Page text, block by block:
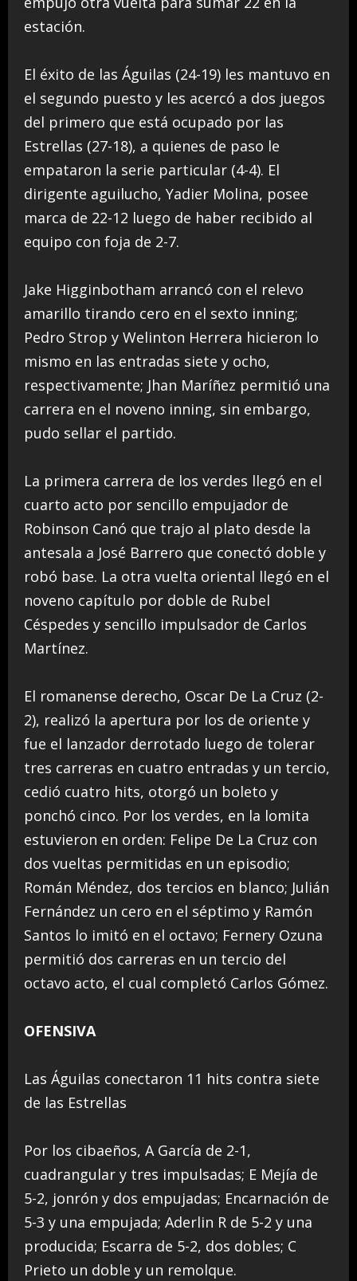
estación.
El éxito de las Águilas (24-19) les mantuvo en
el segundo puesto y les acercó a dos juegos
del primero que está ocupado por las
Estrellas (27-18), a quienes de paso le
empataron la serie particular (4-4). El
dirigente aguilucho, Yadier Molina, posee
marca de 22-12 luego de haber recibido al
equipo con foja de 2-7.
Jake Higginbotham arrancó con el relevo
amarillo tirando cero en el sexto inning;
Pedro Strop y Welinton Herrera hicieron lo
mismo en las entradas siete y ocho,
respectivamente; Jhan Maríñez permitió una
carrera en el noveno inning, sin embargo,
pudo sellar el partido.
La primera carrera de los verdes llegó en el
cuarto acto por sencillo empujador de
Robinson Canó que trajo al plato desde la
antesala a José Barrero que conectó doble y
robó base. La otra vuelta oriental llegó en el
noveno capítulo por doble de Rubel
Céspedes y sencillo impulsador de Carlos
Martínez.
El romanense derecho, Oscar De La Cruz (2-
2), realizó la apertura por los de oriente y
fue el lanzador derrotado luego de tolerar
tres carreras en cuatro entradas y un tercio,
cedió cuatro hits, otorgó un boleto y
ponchó cinco. Por los verdes, en la lomita
estuvieron en orden: Felipe De La Cruz con
dos vueltas permitidas en un episodio;
Román Méndez, dos tercios en blanco; Julián
Fernández un cero en el séptimo y Ramón
Santos lo imitó en el octavo; Fernery Ozuna
permitió dos carreras en un tercio del
octavo acto, el cual completó Carlos Gómez.
OFENSIVA
Las Águilas conectaron 11 hits contra siete
de las Estrellas
Por los cibaeños, A García de 2-1,
cuadrangular y tres impulsadas; E Mejía de
5-2, jonrón y dos empujadas; Encarnación de
5-3 y una empujada; Aderlin R de 5-2 y una
producida; Escarra de 5-2, dos dobles; C
Prieto un doble y un remolque.